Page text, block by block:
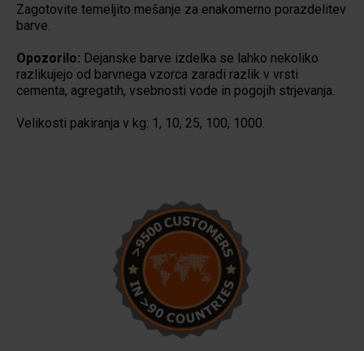
Zagotovite temeljito mešanje za enakomerno porazdelitev
barve.
Opozorilo: Dejanske barve izdelka se lahko nekoliko
razlikujejo od barvnega vzorca zaradi razlik v vrsti
cementa, agregatih, vsebnosti vode in pogojih strjevanja.
Velikosti pakiranja v kg: 1, 10, 25, 100, 1000.